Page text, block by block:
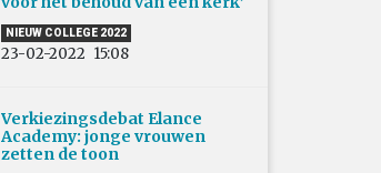
NIEUW COLLEGE 2022
23-02-2022 15:08
Verkiezingsdebat Elance
Academy: jonge vrouwen
zetten de toon